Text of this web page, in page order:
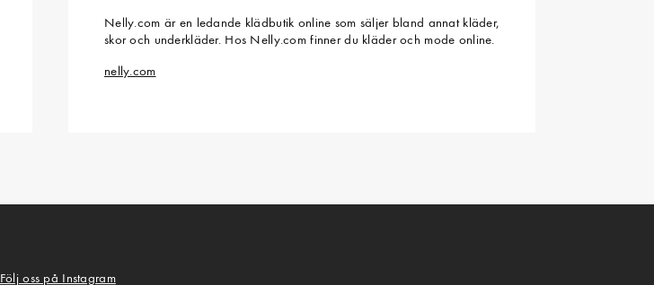
Nelly.com är en ledande klädbutik online som säljer bland annat kläder,
skor och underkläder. Hos Nelly.com finner du kläder och mode online.
nelly.com
Följ oss på Instagram